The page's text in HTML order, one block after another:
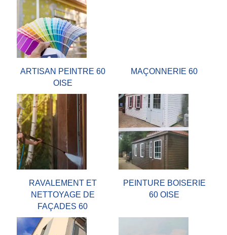
ARTISAN PEINTRE 60
OISE
MAÇONNERIE 60
RAVALEMENT ET
NETTOYAGE DE
FAÇADES 60
PEINTURE BOISERIE
60 OISE